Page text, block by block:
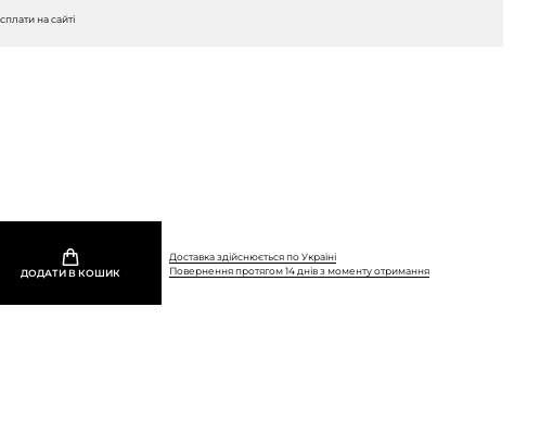
на сайті
ДОДАТИ В КОШИК
Доставка здійснюється по Україні
Повернення протягом 14 днів з моменту отримання